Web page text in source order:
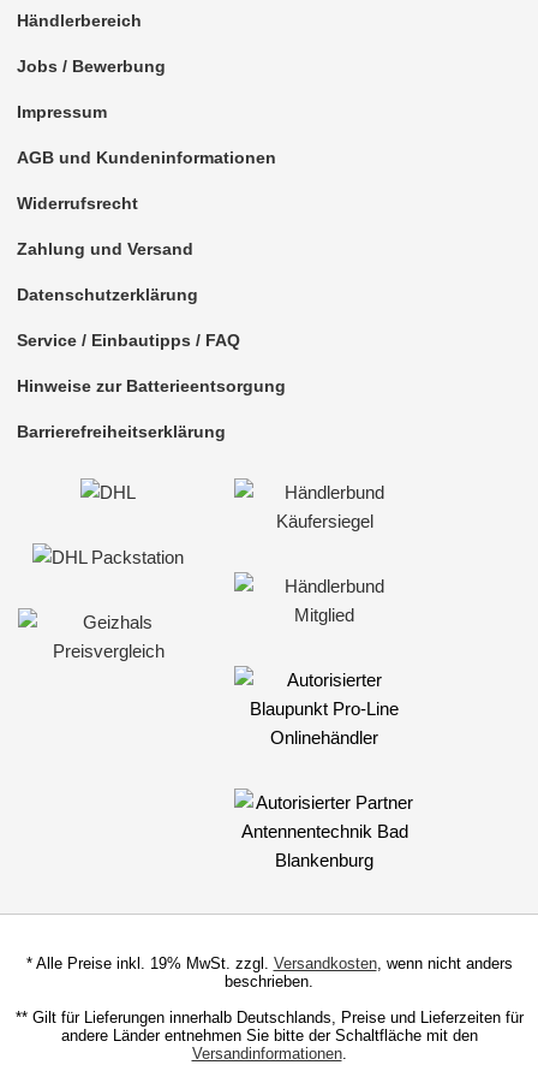
für Pointiac
für Porsche
für Renault
für Rover
für Saab
für Seat
Continental
Digital Dynamic
Händlerbereich
Jobs / Bewerbung
Impressum
AGB und Kundeninformationen
Widerrufsrecht
Zahlung und Versand
Datenschutzerklärung
Service / Einbautipps / FAQ
Hinweise zur Batterieentsorgung
Barrierefreiheitserklärung
* Alle Preise inkl. 19% MwSt. zzgl. Versandkosten, wenn nicht anders
beschrieben.
** Gilt für Lieferungen innerhalb Deutschlands, Preise und Lieferzeiten für
andere Länder entnehmen Sie bitte der Schaltfläche mit den
Versandinformationen.